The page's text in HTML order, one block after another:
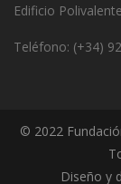
Edificio
Teléfono: (+34)
© 2022
Diseño y